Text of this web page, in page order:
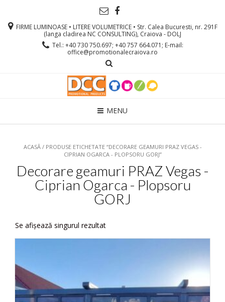
FIRME LUMINOASE • LITERE VOLUMETRICE • Str. Calea Bucuresti, nr. 291F
(langa cladirea NC CONSULTING), Craiova - DOLJ
Tel.: +40 730 750.697; +40 757 664.071; E-mail:
office@promotionalecraiova.ro
MENU
ACASĂ/ PRODUSE ETICHETATE “DECORARE GEAMURI PRAZ VEGAS -
CIPRIAN OGARCA - PLOPSORU GORJ”
Decorare geamuri PRAZ Vegas -
Ciprian Ogarca - Plopsoru
GORJ
Se afișează singurul rezultat